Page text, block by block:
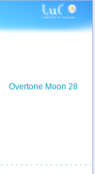
Overtone Moon 28